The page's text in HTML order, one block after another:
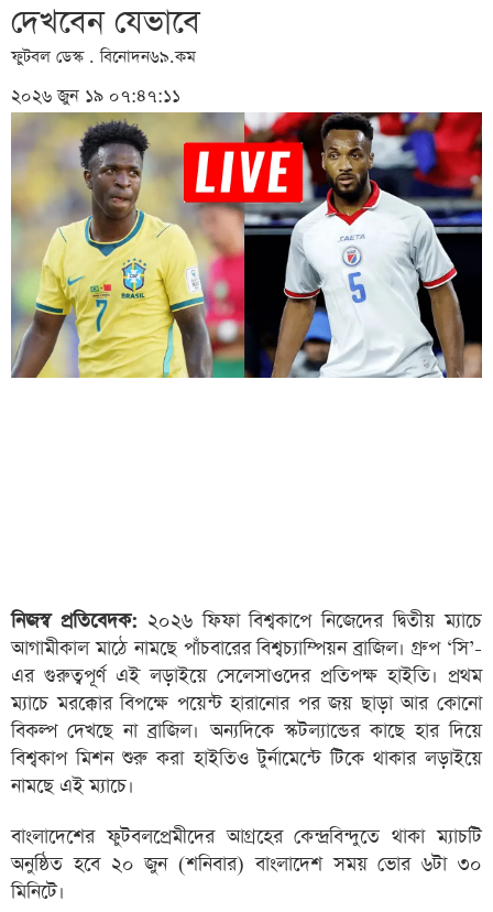
দেখবেন যেভাবে
ফুটবল ডেস্ক . বিনোদন৬৯.কম
২০২৬ জুন ১৯ ০৭:৪৭:১১
নিজস্ব প্রতিবেদক: ২০২৬ ফিফা বিশ্বকাপে নিজেদের দ্বিতীয় ম্যাচে
আগামীকাল মাঠে নামছে পাঁচবারের বিশ্বচ্যাম্পিয়ন ব্রাজিল। গ্রুপ ‘সি’-
এর গুরুত্বপূর্ণ এই লড়াইয়ে সেলেসাওদের প্রতিপক্ষ হাইতি। প্রথম
ম্যাচে মরক্কোর বিপক্ষে পয়েন্ট হারানোর পর জয় ছাড়া আর কোনো
বিকল্প দেখছে না ব্রাজিল। অন্যদিকে স্কটল্যান্ডের কাছে হার দিয়ে
বিশ্বকাপ মিশন শুরু করা হাইতিও টুর্নামেন্টে টিকে থাকার লড়াইয়ে
নামছে এই ম্যাচে।
বাংলাদেশের ফুটবলপ্রেমীদের আগ্রহের কেন্দ্রবিন্দুতে থাকা ম্যাচটি
অনুষ্ঠিত হবে ২০ জুন (শনিবার) বাংলাদেশ সময় ভোর ৬টা ৩০
মিনিটে।